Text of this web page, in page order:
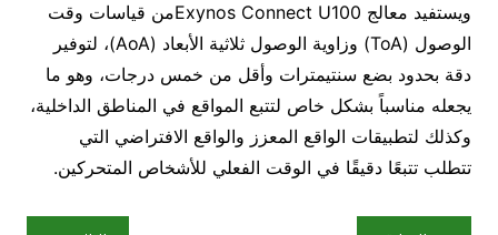
ويستفيد معالج Exynos Connect U100من قياسات وقت
الوصول (ToA) وزاوية الوصول ثلاثية الأبعاد (AoA)، لتوفير
دقة بحدود بضع سنتيمترات وأقل من خمس درجات، وهو ما
يجعله مناسباً بشكل خاص لتتبع المواقع في المناطق الداخلية،
وكذلك لتطبيقات الواقع المعزز والواقع الافتراضي التي
تتطلب تتبعًا دقيقًا في الوقت الفعلي للأشخاص المتحركين.